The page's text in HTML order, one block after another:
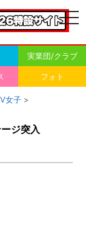
実業団/クラブ
フォト
女子 >
ジ突入